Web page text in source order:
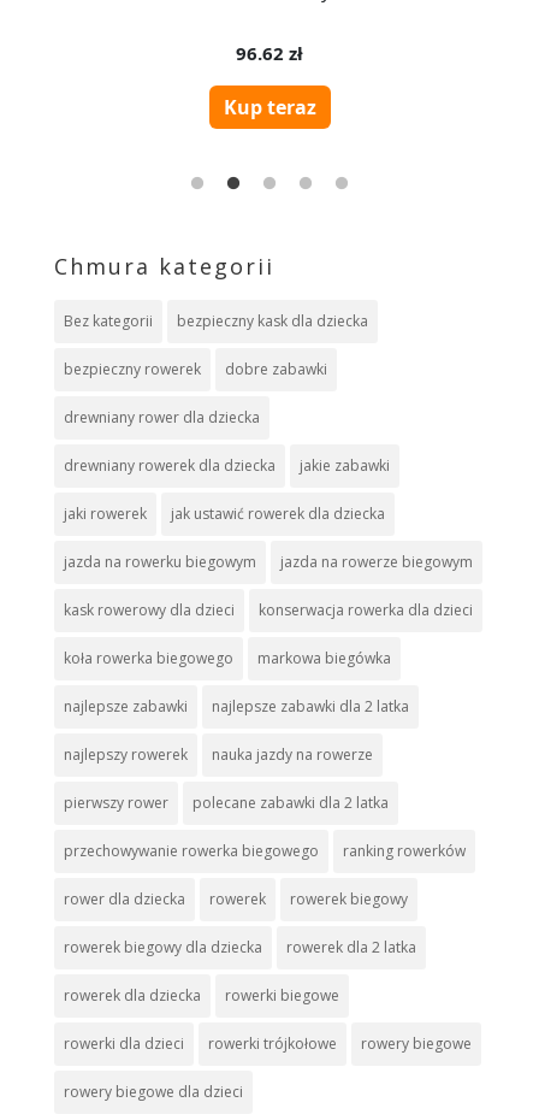
Chmura kategorii
Bez kategorii bezpieczny kask dla dziecka
bezpieczny rowerek dobre zabawki
drewniany rower dla dziecka
drewniany rowerek dla dziecka jakie zabawki
jaki rowerek jak ustawić rowerek dla dziecka
jazda na rowerku biegowym jazda na rowerze biegowym
kask rowerowy dla dzieci konserwacja rowerka dla dzieci
koła rowerka biegowego markowa biegówka
najlepsze zabawki najlepsze zabawki dla 2 latka
najlepszy rowerek nauka jazdy na rowerze
pierwszy rower polecane zabawki dla 2 latka
przechowywanie rowerka biegowego ranking rowerków
rower dla dziecka rowerek rowerek biegowy
rowerek biegowy dla dziecka rowerek dla 2 latka
rowerek dla dziecka rowerki biegowe
rowerki dla dzieci rowerki trójkołowe rowery biegowe
rowery biegowe dla dzieci